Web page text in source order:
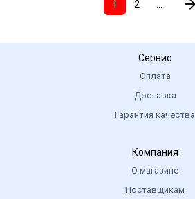
1 2
Сервис
Оплата
Доставка
Гарантия качества
Компания
О магазине
Поставщикам